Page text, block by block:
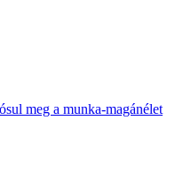
meg a munka-magánélet